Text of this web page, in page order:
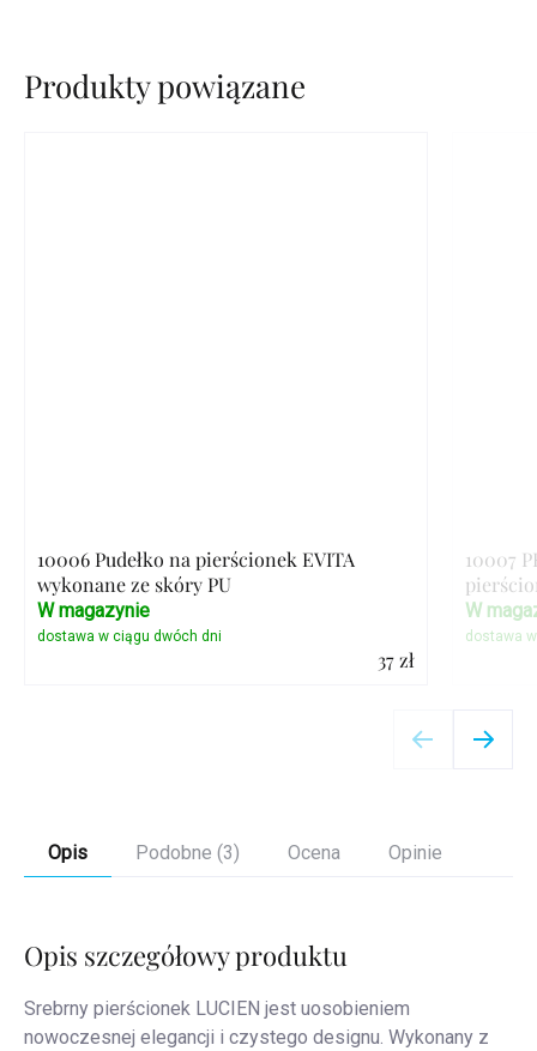
Produkty powiązane
10006 Pudełko na pierścionek EVITA
wykonane ze skóry PU
37 zł
W magazynie
10007
W
Opis Podobne (3) Ocena Opinie
Opis szczegółowy produktu
Srebrny pierścionek LUCIEN jest uosobieniem
nowoczesnej elegancji i czystego designu. Wykonany z